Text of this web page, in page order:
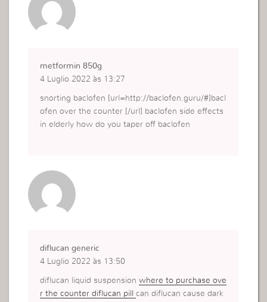
metformin 850g
4 Luglio 2022 às 13:27
snorting baclofen [url=http://baclofen.guru/#]bacl
ofen over the counter [/url] baclofen side effects
in elderly how do you taper off baclofen
diflucan generic
4 Luglio 2022 às 13:50
diflucan liquid suspensionwhere to purchase ove
r the counter diflucan pillcan diflucan cause dark